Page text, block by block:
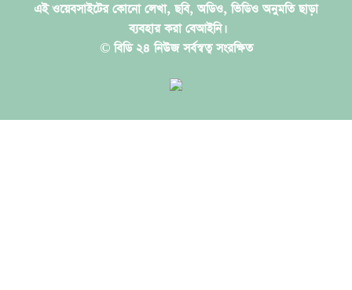
এই ওয়েবসাইটের কোনো লেখা, ছবি, অডিও, ভিডিও অনুমতি ছাড়া
ব্যবহার করা বেআইনি।
© বিডি ২৪ নিউজ সর্বস্বত্ব সংরক্ষিত